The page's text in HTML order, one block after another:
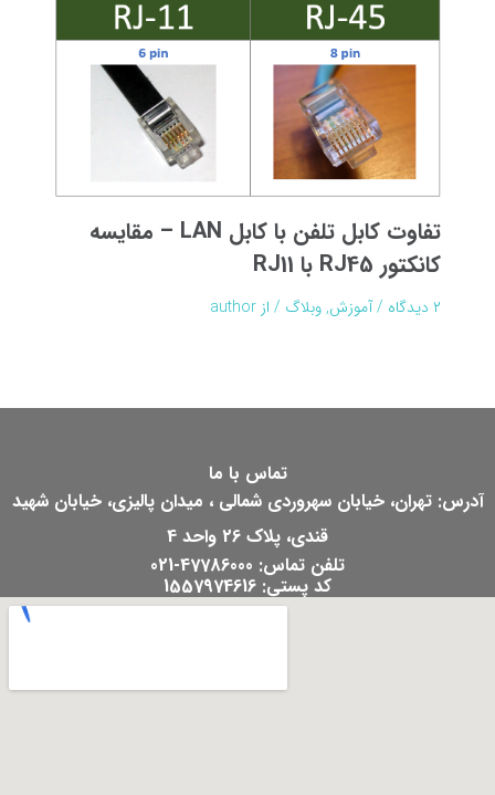
تفاوت کابل تلفن با کابل LAN – مقایسه
کانکتور RJ45 با RJ11
۲ دیدگاه /آموزش,وبلاگ / از author
تماس با ما
آدرس: تهران، خیابان سهروردی شمالی ، میدان پالیزی، خیابان شهید
قندی، پلاک 26 واحد 4
تلفن تماس: 47786000-021
کد پستی: 1557974616